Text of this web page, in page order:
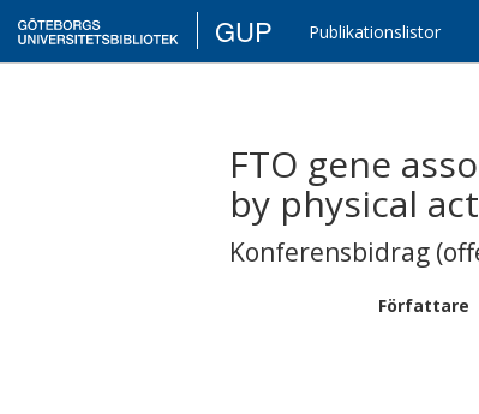
GUP Publikationslistor
FTO gene
by physical
Konferensbidrag
Författare